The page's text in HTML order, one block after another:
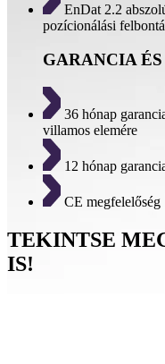
EnDat 2.2
pozícionálási
GARANCIA
36 hónap
villamos elemére
12 hónap
CE megfelelőség
TEKINTSE
IS!